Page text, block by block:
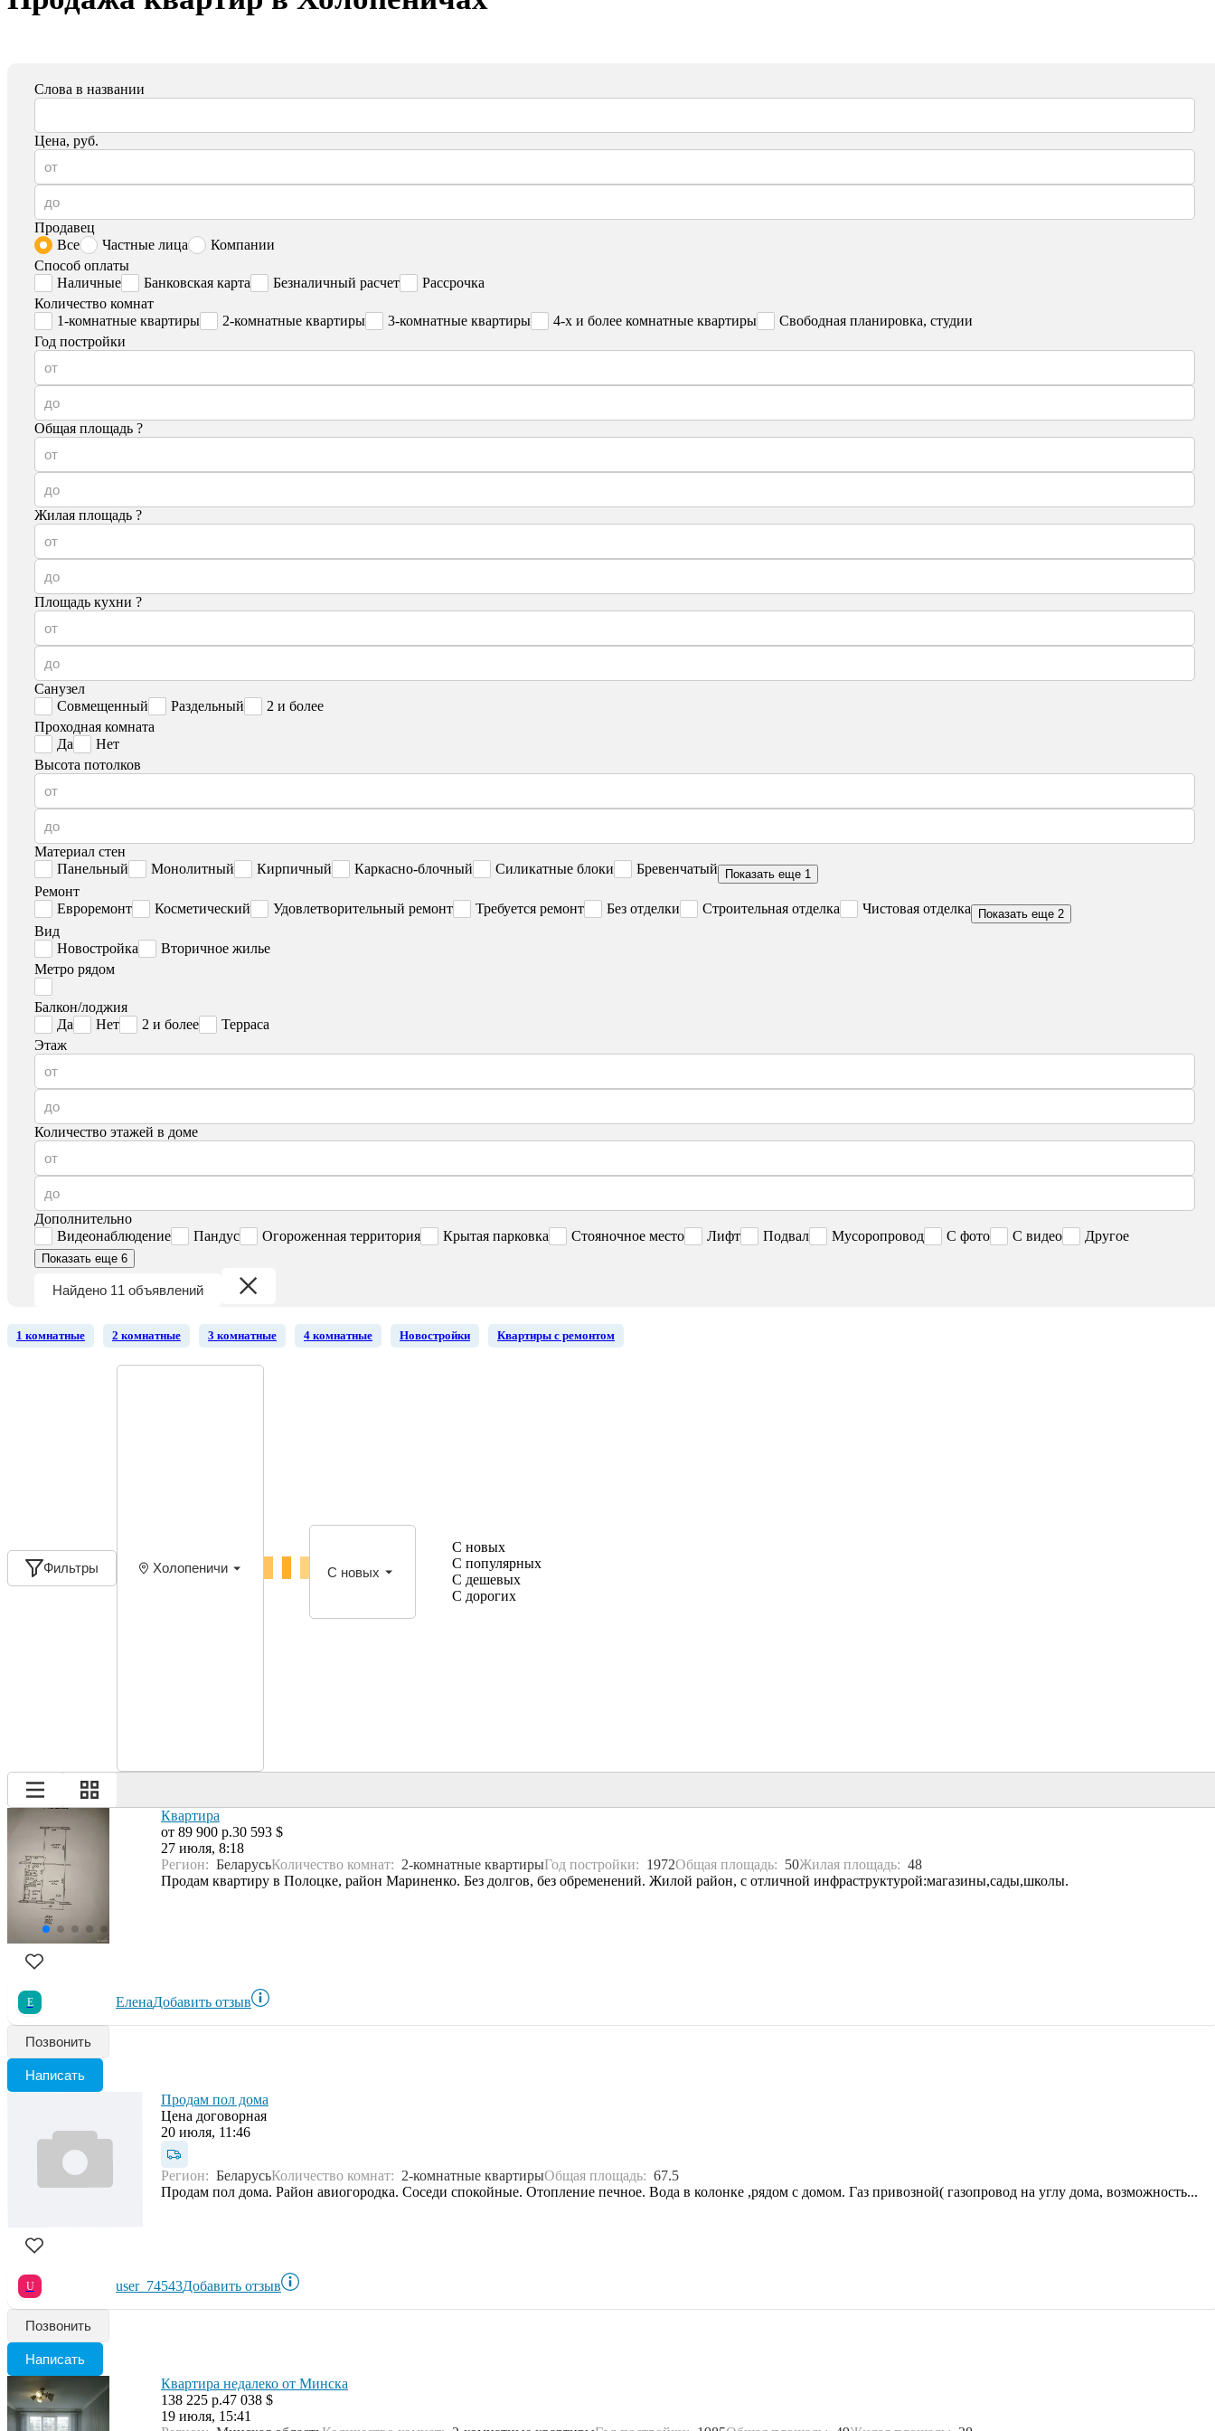
Слова в названии
Цена, руб.
Продавец
Все
Частные лица
Компании
Способ оплаты
Наличные
Банковская карта Безналичный расчет
Рассрочка
Количество комнат
1-комнатные квартиры
2-комнатные квартиры 3-комнатные квартиры 4-х и более комнатные квартиры
Свободная планировка, студии
Год постройки
Общая площадь ?
Жилая площадь ?
Площадь кухни ?
Санузел
Совмещенный
Раздельный
2 и более
Проходная комната
Да
Нет
Высота потолков
Материал стен
Панельный
Монолитный Кирпичный Каркасно-блочный Силикатные блоки Бревенчатый Показать еще 1
Ремонт
Евроремонт
Косметический Удовлетворительный ремонт Требуется ремонт Без отделки Строительная отделка Чистовая отделка Показать еще 2
Вид
Новостройка
Вторичное жилье
Метро рядом
Балкон/лоджия
Да
Нет 2 и более
Терраса
Этаж
Количество этажей в доме
Дополнительно
Видеонаблюдение
Пандус Огороженная территория Крытая парковка Стояночное место Лифт Подвал Мусоропровод С фото С видео Другое
Показать еще 6
Найдено 11 объявлений
1 комнатные 2 комнатные 3 комнатные 4 комнатные Новостройки Квартиры с ремонтом
Фильтры Холопеничи С новых
С новых
С популярных
С дешевых
С дорогих
Квартира
от 89 900 р.30 593 $
27 июля, 8:18
Регион: БеларусьКоличество комнат: 2-комнатные квартирыГод постройки: 1972Общая площадь: 50Жилая площадь: 48
Продам квартиру в Полоцке, район Мариненко. Без долгов, без обременений. Жилой район, с отличной инфраструктурой:магазины,сады,школы.
Е ЕленаДобавить отзыв
Позвонить
Написать
Продам пол дома
Цена договорная
20 июля, 11:46
Регион: БеларусьКоличество комнат: 2-комнатные квартирыОбщая площадь: 67.5
Продам пол дома. Район авиогородка. Соседи спокойные. Отопление печное. Вода в колонке ,рядом с домом. Газ привозной( газопровод на углу дома, возможность...
U user_74543Добавить отзыв
Позвонить
Написать
Квартира недалеко от Минска
138 225 р.47 038 $
19 июля, 15:41